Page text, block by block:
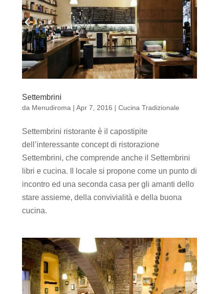
Settembrini
da Menudiroma | Apr 7, 2016 | Cucina Tradizionale
Settembrini ristorante è il capostipite
dell’interessante concept di ristorazione
Settembrini, che comprende anche il Settembrini
libri e cucina. Il locale si propone come un punto di
incontro ed una seconda casa per gli amanti dello
stare assieme, della convivialità e della buona
cucina.